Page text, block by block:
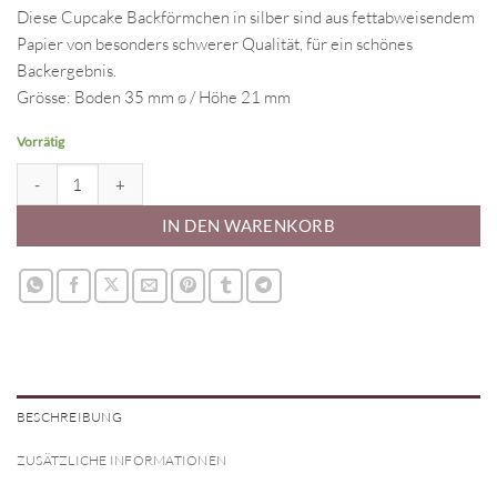
Diese Cupcake Backförmchen in silber sind aus fettabweisendem
Papier von besonders schwerer Qualität, für ein schönes
Backergebnis.
Grösse: Boden 35 mm ø / Höhe 21 mm
Vorrätig
IN DEN WARENKORB
BESCHREIBUNG
ZUSÄTZLICHE INFORMATIONEN